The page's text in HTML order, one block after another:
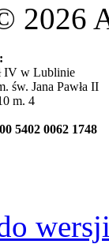
2026
IV w Lublinie
św. Jana Pawła II
m. 4
5402 0062 1748